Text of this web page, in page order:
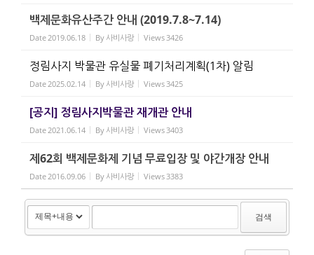
백제문화유산주간 안내 (2019.7.8~7.14)
Date2019.06.18 By사비사랑 Views3426
정림사지 박물관 유실물 폐기처리계획(1차) 알림
Date2025.02.14 By사비사랑 Views3425
[공지] 정림사지박물관 재개관 안내
Date2021.06.14 By사비사랑 Views3403
제62회 백제문화제 기념 무료입장 및 야간개장 안내
Date2016.09.06 By사비사랑 Views3383
검색